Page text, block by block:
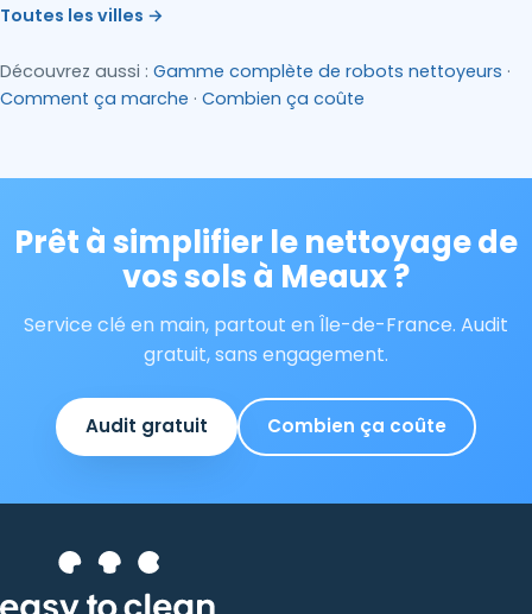
Toutes les villes →
Découvrez aussi : Gamme complète de robots nettoyeurs ·
Comment ça marche · Combien ça coûte
Prêt à simplifier le nettoyage de
vos sols à Meaux ?
Service clé en main, partout en Île-de-France. Audit
gratuit, sans engagement.
Audit gratuit Combien ça coûte